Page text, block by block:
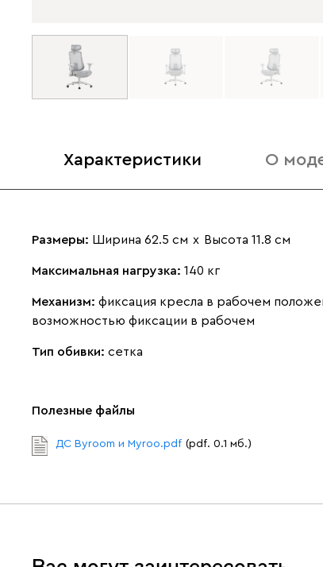
Характеристики О
Размеры: Ширина 62.5 см х Высота 11.8 см
Максимальная нагрузка: 140 кг
Механизм: фиксация кресла в рабочем
возможностью фиксации в рабочем
Тип обивки: сетка
Полезные файлы
ДС Byroom и Myroo.pdf (pdf. 0.1 мб.)